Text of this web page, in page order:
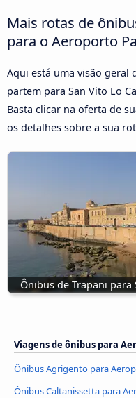
Mais rotas de
para o Aeroporto
Aqui está uma visão geral
partem para San Vito Lo
Basta clicar na oferta de
os detalhes sobre a sua
Ônibus de Trapani para
Viagens de ônibus para
Ônibus Agrigento para
Ônibus Caltanissetta para